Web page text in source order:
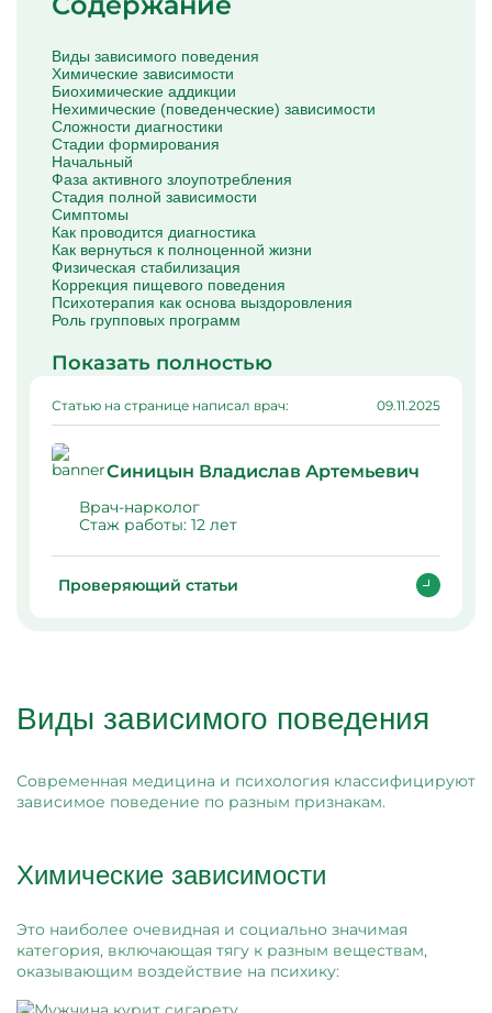
Капельницы Преднизолона
Капельница Церебролизин
Капельница Мильгамма
Капельница Цефтриаксон
Капельница Ципрофлоксацин
Капельница Рингер
Виды зависимого поведения
Химические зависимости
Биохимические аддикции
Нехимические (поведенческие) зависимости
Сложности диагностики
Стадии формирования
Начальный
Фаза активного злоупотребления
Стадия полной зависимости
Симптомы
Как проводится диагностика
Как вернуться к полноценной жизни
Физическая стабилизация
Коррекция пищевого поведения
Психотерапия как основа выздоровления
Роль групповых программ
Показать полностью
Статью на странице написал врач: 09.11.2025
Синицын Владислав Артемьевич
Врач-нарколог
Стаж работы: 12 лет
Проверяющий статьи
Виды зависимого поведения
Современная медицина и психология классифицируют
зависимое поведение по разным признакам.
Химические зависимости
Это наиболее очевидная и социально значимая
категория, включающая тягу к разным веществам,
оказывающим воздействие на психику: